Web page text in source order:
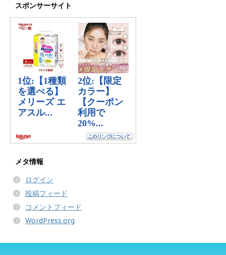
スポンサーサイト
メタ情報
ログイン
投稿フィード
コメントフィード
WordPress.org